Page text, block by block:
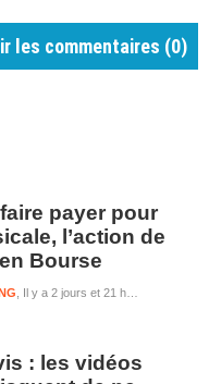
les commentaires (0)
payer pour
l’action de
Bourse
Il y a 2 jours et 21 heures
: les vidéos